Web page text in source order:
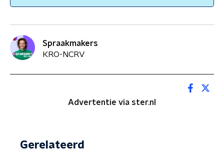
Spraakmakers
KRO-NCRV
Advertentie via ster.nl
Gerelateerd